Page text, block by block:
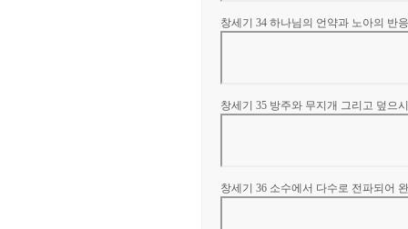
창세기 34 하나님의 언약과 노아의 반응
창세기 35 방주와 무지개 그리고 덮으
창세기 36 소수에서 다수로 전파되어